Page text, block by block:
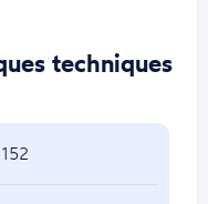
techniques